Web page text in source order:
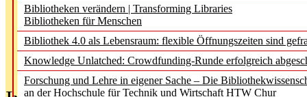
Bibliotheken verändern | Transforming Libraries
Bibliotheken für Menschen
Bibliothek 4.0 als Lebensraum: flexible Öffnungszeiten sind
Knowledge Unlatched: Crowdfunding-Runde erfolgreich
Forschung und Lehre in eigener Sache – Die
an der Hochschule für Technik und Wirtschaft HTW Chur